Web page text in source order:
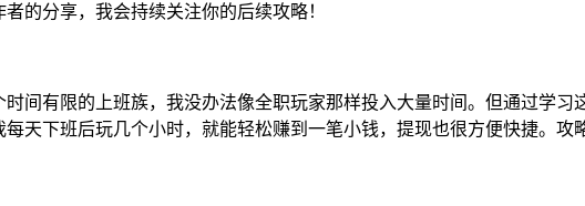
的分享，我会持续关注你的后续攻略！
间有限的上班族，我没办法像全职玩家那样投入大量时间。但通过学习
天下班后玩几个小时，就能轻松赚到一笔小钱，提现也很方便快捷。攻